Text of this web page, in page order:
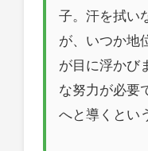
子。汗を拭い
が、いつか地
が目に浮かび
な努力が必要
へと導くとい